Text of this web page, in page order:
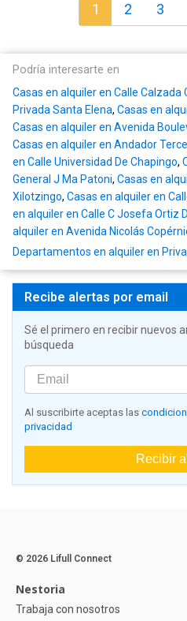
1 2 3
Podría interesarte en
Casas en alquiler en Calle Calzada
Privada Santa Elena, Casas en
Casas en alquiler en Avenida
Casas en alquiler en Andador
en Calle Universidad De Chapingo,
General J Ma Patoni, Casas en
Xilotzingo, Casas en alquiler en
en alquiler en Calle C Josefa Ortiz
alquiler en Avenida Nicolás
Departamentos en alquiler en
Recibe alertas por email
Sé el primero en recibir nuevos
búsqueda
Al suscribirte aceptas las
privacidad
Recibir
© 2026 Lifull Connect
Nestoria
Trabaja con nosotros